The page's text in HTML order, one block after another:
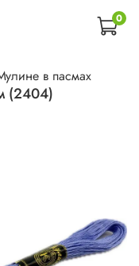
0
в пасмах
(2404)